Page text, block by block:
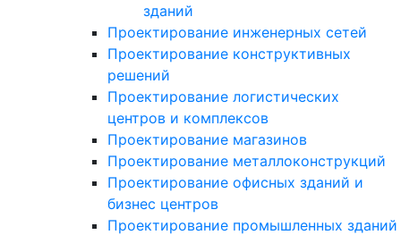
зданий
Проектирование инженерных сетей
Проектирование конструктивных
решений
Проектирование логистических
центров и комплексов
Проектирование магазинов
Проектирование металлоконструкций
Проектирование офисных зданий и
бизнес центров
Проектирование промышленных зданий